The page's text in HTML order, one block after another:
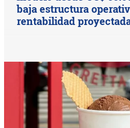
baja estructura
rentabilidad